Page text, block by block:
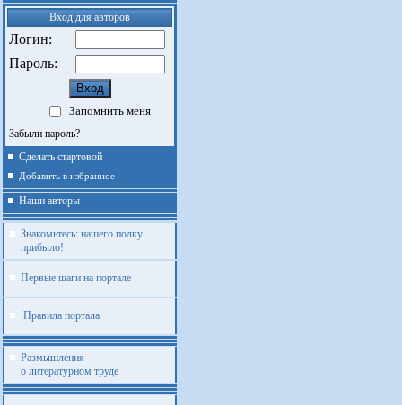
Вход для авторов
Логин:
Пароль:
Запомнить меня
Забыли пароль?
Сделать стартовой
Добавить в избранное
Наши авторы
Знакомьтесь: нашего полку
прибыло!
Первые шаги на портале
Правила портала
Размышления
о литературном труде